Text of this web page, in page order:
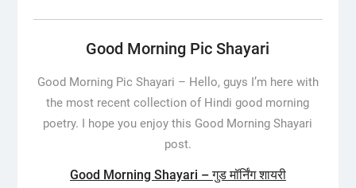
Good Morning Pic Shayari
Good Morning Pic Shayari – Hello, guys I’m here with
the most recent collection of Hindi good morning
poetry. I hope you enjoy this Good Morning Shayari
post.
Good Morning Shayari – गुड मॉर्निंग शायरी